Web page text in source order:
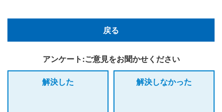
戻る
アンケート:ご意見をお聞かせください
解決した
解決しなかった